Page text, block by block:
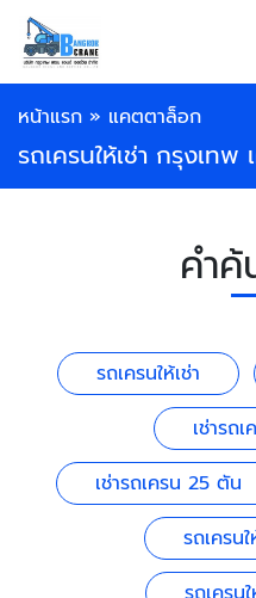
หน้าแรก » แคตตาล็อก
รถเครนให้เช่า กรุงเท
คำ
รถเครนให้เช่า
เช่ารถ
เช่ารถเครน 25 ตัน
รถเครน